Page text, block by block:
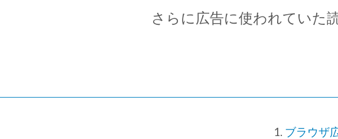
さらに広告に使われていた
ブラウザ